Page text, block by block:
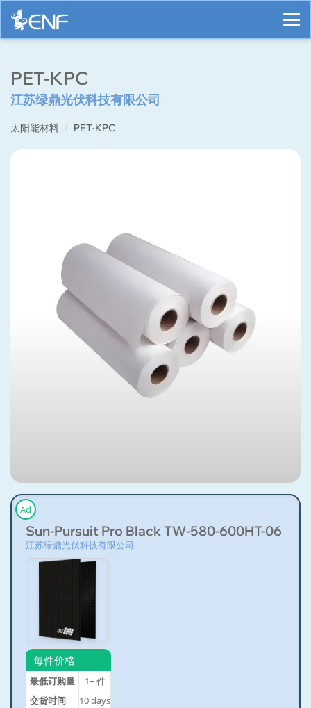
PET-KPC
江苏绿鼎光伏科技有限公司
太阳能材料 PET-KPC
Ad
Sun-Pursuit Pro Black TW-580-600HT-06
江苏绿鼎光伏科技有限公司
每件价格
最低订购量 1+件
交货时间
10days